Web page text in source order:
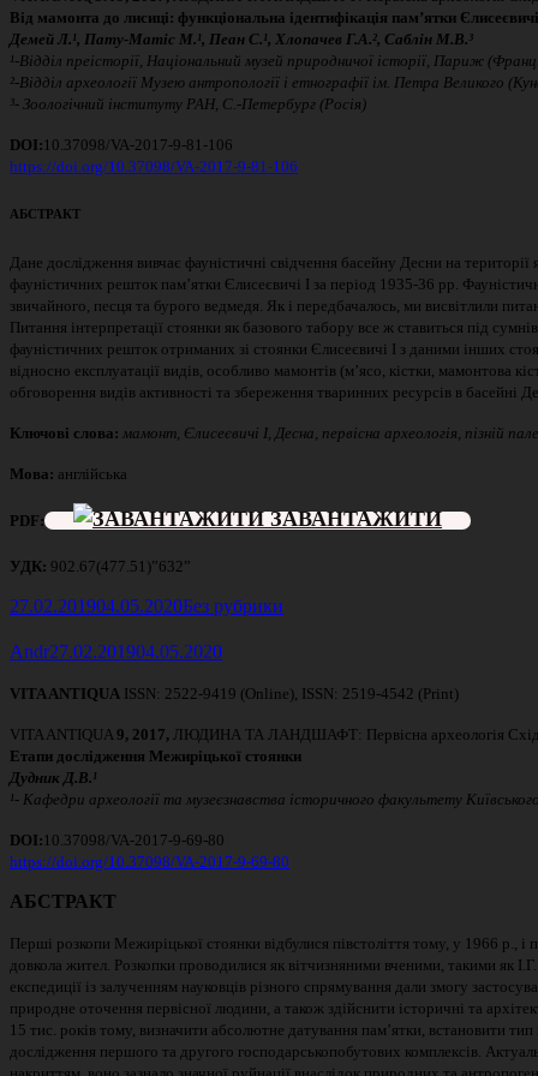
Від мамонта до лисиці: функціональна ідентифікація пам’ятки Єлисеєвичі
Демей Л.¹, Пату-Матіс М.¹, Пеан С.¹, Хлопачев Г.А.², Саблін М.В.³
¹-Відділ преісторії, Національний музей природничої історії, Париж
²-Відділ археології Музею антропології і етнографії ім. Петра Великого
³- Зоологічний інституту РАН, С.-Петербург (Росія)
DOI: 10.37098/VA-2017-9-81-106
https://doi.org/10.37098/VA-2017-9-81-106
АБСТРАКТ
Дане дослідження вивчає фауністичні свідчення басейну Десни на
фауністичних решток пам’ятки Єлисеєвичі І за період 1935-36 рр.
звичайного, песця та бурого ведмедя. Як і передбачалось, ми висвітлили
Питання інтерпретації стоянки як базового табору все ж ставиться під
фауністичних решток отриманих зі стоянки Єлисеєвичі І з даними інших
відносно експлуатації видів, особливо мамонтів (м’ясо, кістки, мамонтова
обговорення видів активності та збереження тваринних ресурсів в басейні
Ключові слова: мамонт, Єлисеєвичі І, Десна, первісна археологія, пізній
Мова: англійська
PDF: ЗАВАНТАЖИТИ
УДК: 902.67(477.51)”632”
Опубліковано
27.02.201904.05.2020Категорії
Без рубрики
Автор
AndrОпубліковано
27.02.201904.05.2020
VITA ANTIQUA ISSN: 2522-9419 (Online), ISSN: 2519-4542 (Print)
VITA ANTIQUA 9, 2017, ЛЮДИНА ТА ЛАНДШАФТ: Первісна археологія
Етапи дослідження Межиріцької стоянки
Дудник Д.В.¹
¹- Кафедри археології та музеєзнавства історичного факультету
DOI: 10.37098/VA-2017-9-69-80
https://doi.org/10.37098/VA-2017-9-69-80
АБСТРАКТ
Перші розкопи Межиріцької стоянки відбулися півстоліття тому, у 1966 р.,
довкола жител. Розкопки проводилися як вітчизняними вченими, такими як
експедиції із залученням науковців різного спрямування дали змогу
природне оточення первісної людини, а також здійснити історичні та
15 тис. років тому, визначити абсолютне датування пам’ятки, встановити
дослідження першого та другого господарськопобутових комплексів.